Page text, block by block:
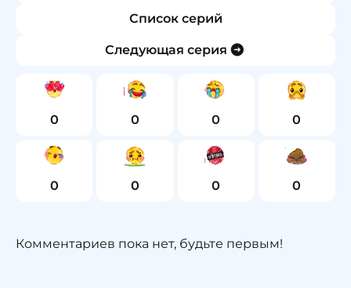
Список серий
Следующая серия
0 0 0 0
0 0 0 0
Комментариев пока нет, будьте первым!